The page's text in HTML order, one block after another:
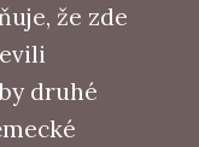
že zde
druhé